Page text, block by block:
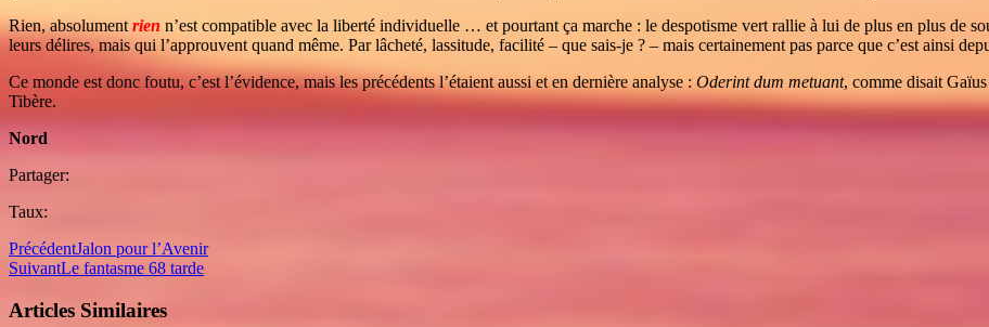
Rien, absolumentrien n’est compatible avec la liberté individuelle … et pourtant ça marche : le despotisme vert rallie à lui de plus en plus de
leurs délires, mais qui l’approuvent quand même. Par lâcheté, lassitude, facilité – que sais-je ? – mais certainement pas parce que c’est ainsi
Ce monde est donc foutu, c’est l’évidence, mais les précédents l’étaient aussi et en dernière analyse : Oderint dum metuant, comme disait
Tibère.
Nord
Partager:
Taux:
PrécédentJalon pour l’Avenir
SuivantLe fantasme 68 tarde
Articles Similaires